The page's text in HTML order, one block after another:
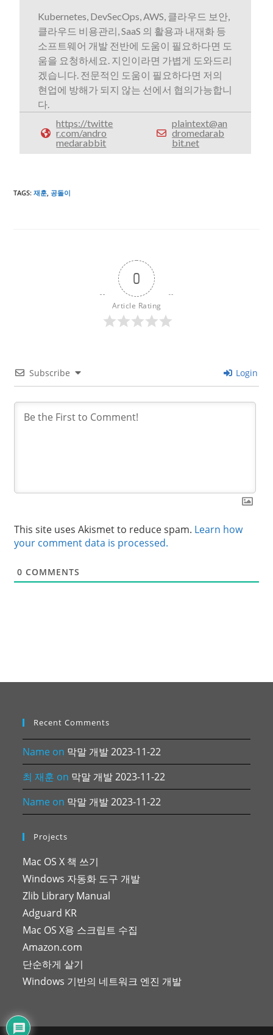
Kubernetes, DevSecOps, AWS, 클라우드 보안,
클라우드 비용관리, SaaS 의 활용과 내재화 등
소프트웨어 개발 전반에 도움이 필요하다면 도
움을 요청하세요. 지인이라면 가볍게 도와드리
겠습니다. 전문적인 도움이 필요하다면 저의
현업에 방해가 되지 않는 선에서 협의가능합니
다.
https://twitte
r.com/andro
medarabbit
plaintext@an
dromedarab
bit.net
TAGS:재훈, 공돌이
0
Article Rating
Subscribe Login
This site uses Akismet to reduce spam. Learn how
your comment data is processed.
0 COMMENTS
Recent Comments
Name on 막말 개발 2023-11-22
최 재훈 on 막말 개발 2023-11-22
Name on 막말 개발 2023-11-22
Projects
Mac OS X 책 쓰기
Windows 자동화 도구 개발
Zlib Library Manual
Adguard KR
Mac OS X용 스크립트 수집
Amazon.com
단순하게 살기
Windows 기반의 네트워크 엔진 개발